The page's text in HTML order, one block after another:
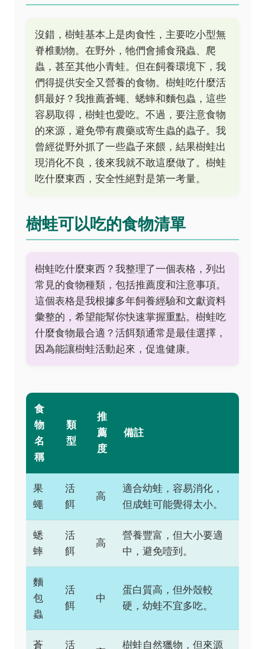
沒錯，樹蛙基本上是肉食性，主要吃小型無
脊椎動物。在野外，牠們會捕食飛蟲、爬
蟲，甚至其他小青蛙。但在飼養環境下，我
們得提供安全又營養的食物。樹蛙吃什麼活
餌最好？我推薦蒼蠅、蟋蟀和麵包蟲，這些
容易取得，樹蛙也愛吃。不過，要注意食物
的來源，避免帶有農藥或寄生蟲的蟲子。我
曾經從野外抓了一些蟲子來餵，結果樹蛙出
現消化不良，後來我就不敢這麼做了。樹蛙
吃什麼東西，安全性絕對是第一考量。
樹蛙可以吃的食物清單
樹蛙吃什麼東西？我整理了一個表格，列出
常見的食物種類，包括推薦度和注意事項。
這個表格是我根據多年飼養經驗和文獻資料
彙整的，希望能幫你快速掌握重點。樹蛙吃
什麼食物最合適？活餌類通常是最佳選擇，
因為能讓樹蛙活動起來，促進健康。
食
物
名
稱
類
型
推
薦
度
備註
果
蠅
活
餌
高
適合幼蛙，容易消化，
但成蛙可能覺得太小。
蟋
蟀
活
餌
高
營養豐富，但大小要適
中，避免噎到。
麵
包
蟲
活
餌
中
蛋白質高，但外殼較
硬，幼蛙不宜多吃。
蒼 活 樹蛙自然獵物，但來源